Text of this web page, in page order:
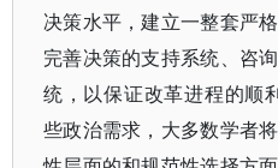
决策水平，建立一整套严
完善决策的支持系统、咨
统，以保证改革进程的顺
些政治需求，大多数学者